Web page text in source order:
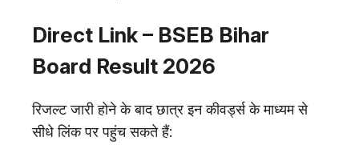
Direct Link – BSEB Bihar
Board Result 2026
रिजल्ट जारी होने के बाद छात्र इन कीवर्ड्स के माध्यम से
सीधे लिंक पर पहुंच सकते हैं: